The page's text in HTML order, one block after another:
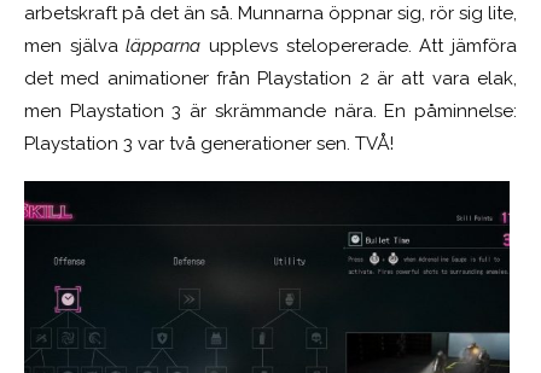
arbetskraft på det än så. Munnarna öppnar sig, rör sig lite,
men självaläpparnaupplevs stelopererade. Att jämföra
det med animationer från Playstation 2 är att vara elak,
men Playstation 3 är skrämmande nära. En påminnelse:
Playstation 3 var två generationer sen. TVÅ!